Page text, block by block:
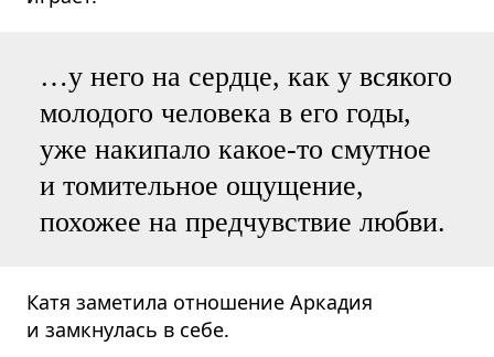
…у него на сердце, как у всякого
молодого человека в его годы,
уже накипало какое-то смутное
и томительное ощущение,
похожее на предчувствие любви.
Катя заметила отношение Аркадия
и замкнулась в себе.